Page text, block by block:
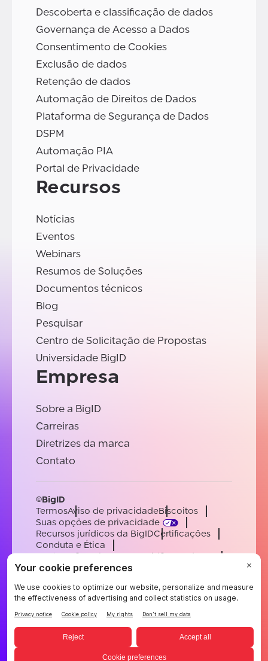
Descoberta e classificação de dados
Governança de Acesso a Dados
Consentimento de Cookies
Exclusão de dados
Retenção de dados
Automação de Direitos de Dados
Plataforma de Segurança de Dados
DSPM
Automação PIA
Portal de Privacidade
Recursos
Notícias
Eventos
Webinars
Resumos de Soluções
Documentos técnicos
Blog
Pesquisar
Centro de Solicitação de Propostas
Universidade BigID
Empresa
Sobre a BigID
Carreiras
Diretrizes da marca
Contato
©BigID
TermosAviso de privacidadeBiscoitos
Suas opções de privacidade
Recursos jurídicos da BigIDCertificações
Conduta e Ética
Declaração sobre a escravidão moderna
SubprocessadoresApoiar
EnglishGermanFrenchSpanishPortuguese